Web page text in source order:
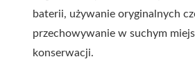
baterii, używanie oryginalnych
przechowywanie w suchym
konserwacji.